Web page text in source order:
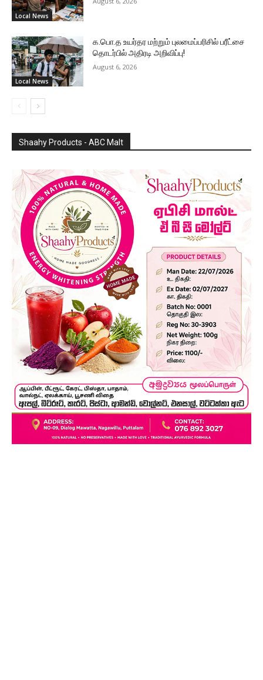
Local News
Local News
க.பொ.த உயர்தர மற்றும் புலமைப்பரிசில் பரீட்சை
தொடர்பில் அதிரடி அறிவிப்பு!
August 6, 2026
Shaahy Products - ABC Malt